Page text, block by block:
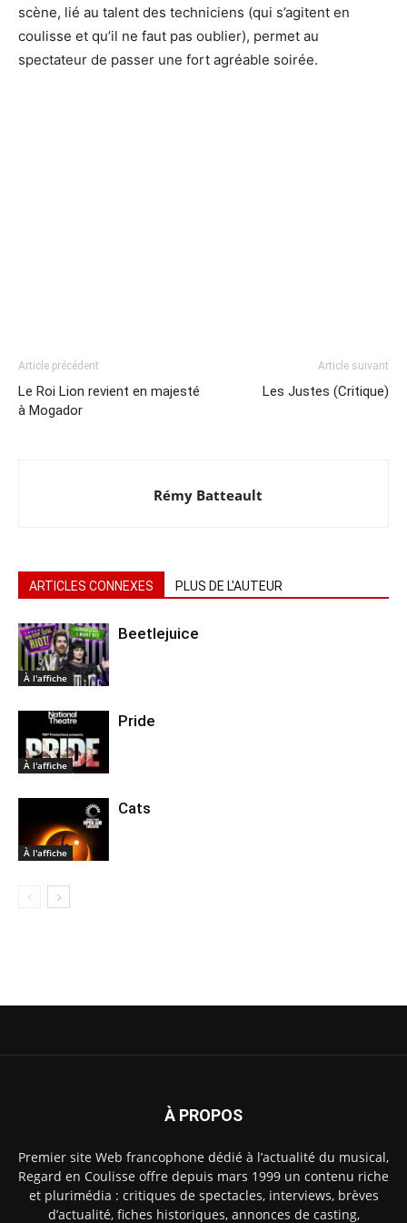
scène, lié au talent des techniciens (qui s’agitent en
coulisse et qu’il ne faut pas oublier), permet au
spectateur de passer une fort agréable soirée.
Article précédent
Le Roi Lion revient en majesté
à Mogador
Article suivant
Les Justes (Critique)
Rémy Batteault
ARTICLES CONNEXES PLUS DE L'AUTEUR
À l'affiche
Beetlejuice
À l'affiche
Pride
À l'affiche
Cats
À PROPOS
Premier site Web francophone dédié à l’actualité du musical,
Regard en Coulisse offre depuis mars 1999 un contenu riche
et plurimédia : critiques de spectacles, interviews, brèves
d’actualité, fiches historiques, annonces de casting,